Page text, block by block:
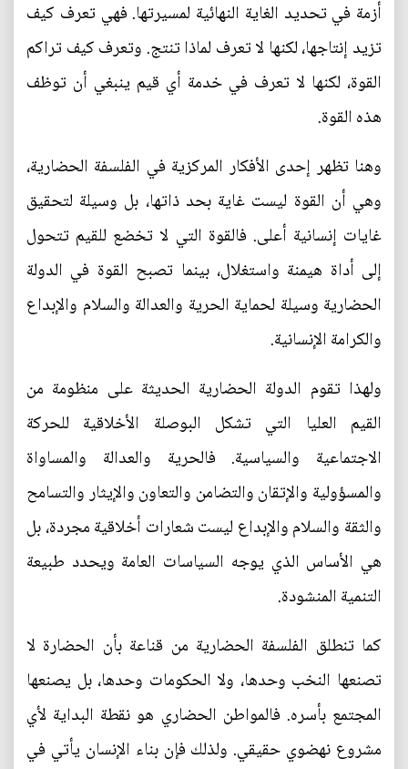
أزمة في تحديد الغاية النهائية لمسيرتها. فهي تعرف كيف
تزيد إنتاجها، لكنها لا تعرف لماذا تنتج. وتعرف كيف تراكم
القوة، لكنها لا تعرف في خدمة أي قيم ينبغي أن توظف
هذه القوة.
وهنا تظهر إحدى الأفكار المركزية في الفلسفة الحضارية،
وهي أن القوة ليست غاية بحد ذاتها، بل وسيلة لتحقيق
غايات إنسانية أعلى. فالقوة التي لا تخضع للقيم تتحول
إلى أداة هيمنة واستغلال، بينما تصبح القوة في الدولة
الحضارية وسيلة لحماية الحرية والعدالة والسلام والإبداع
والكرامة الإنسانية.
ولهذا تقوم الدولة الحضارية الحديثة على منظومة من
القيم العليا التي تشكل البوصلة الأخلاقية للحركة
الاجتماعية والسياسية. فالحرية والعدالة والمساواة
والمسؤولية والإتقان والتضامن والتعاون والإيثار والتسامح
والثقة والسلام والإبداع ليست شعارات أخلاقية مجردة، بل
هي الأساس الذي يوجه السياسات العامة ويحدد طبيعة
التنمية المنشودة.
كما تنطلق الفلسفة الحضارية من قناعة بأن الحضارة لا
تصنعها النخب وحدها، ولا الحكومات وحدها، بل يصنعها
المجتمع بأسره. فالمواطن الحضاري هو نقطة البداية لأي
مشروع نهضوي حقيقي. ولذلك فإن بناء الإنسان يأتي في